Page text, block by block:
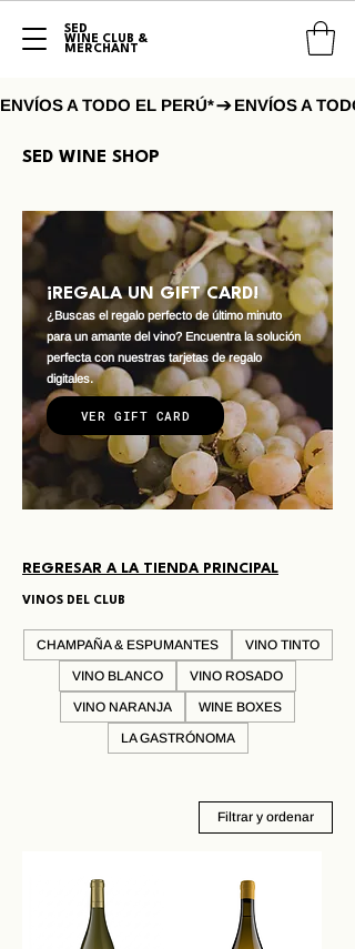
SED
WINE CLUB &
MERCHANT
ENVÍOS A TODO EL PERÚ*
SED WINE SHOP
¡REGALA UN GIFT CARD!
¿Buscas el regalo perfecto de último minuto
para un amante del vino? Encuentra la solución
perfecta con nuestras tarjetas de regalo
digitales.
VER GIFT CARD
VINOS DEL CLUB
CHAMPAÑA & ESPUMANTES
VINO TINTO
VINO BLANCO
VINO ROSADO
VINO NARANJA
WINE BOXES
LA GASTRÓNOMA
Filtrar y ordenar
REGRESAR A LA TIENDA PRINCIPAL